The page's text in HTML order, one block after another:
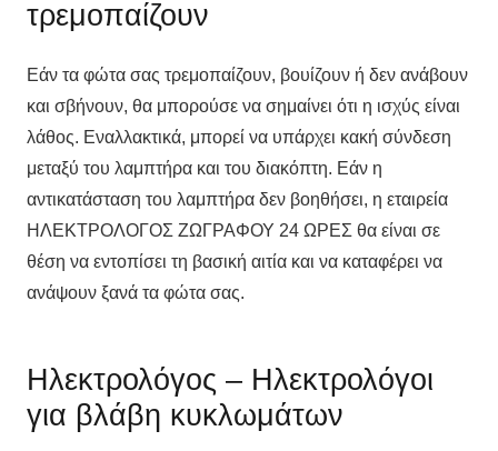
τρεμοπαίζουν
Εάν τα φώτα σας τρεμοπαίζουν, βουίζουν ή δεν ανάβουν
και σβήνουν, θα μπορούσε να σημαίνει ότι η ισχύς είναι
λάθος. Εναλλακτικά, μπορεί να υπάρχει κακή σύνδεση
μεταξύ του λαμπτήρα και του διακόπτη. Εάν η
αντικατάσταση του λαμπτήρα δεν βοηθήσει, η εταιρεία
ΗΛΕΚΤΡΟΛΟΓΟΣ ΖΩΓΡΑΦΟΥ 24 ΩΡΕΣ θα είναι σε
θέση να εντοπίσει τη βασική αιτία και να καταφέρει να
ανάψουν ξανά τα φώτα σας.
Ηλεκτρολόγος – Ηλεκτρολόγοι
για βλάβη κυκλωμάτων